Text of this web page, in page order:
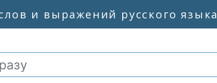
и выражений русского языка